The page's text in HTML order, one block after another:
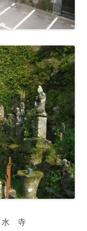
寺